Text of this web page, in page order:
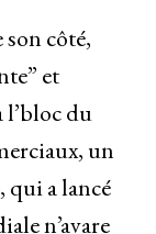
côté,
et
l’bloc du
un
a lancé
n’avare